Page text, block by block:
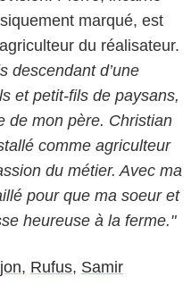
marqué, est
du réalisateur.
descendant d’une
et petit-fils de paysans,
de mon père. Christian
comme agriculteur
du métier. Avec ma
pour que ma soeur et
heureuse à la ferme."
, Rufus, Samir